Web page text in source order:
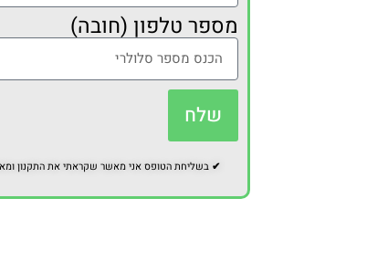
מספר טלפון (חובה)
שלח
✔ בשליחת הטופס אני מאשר שקראתי את התקנון